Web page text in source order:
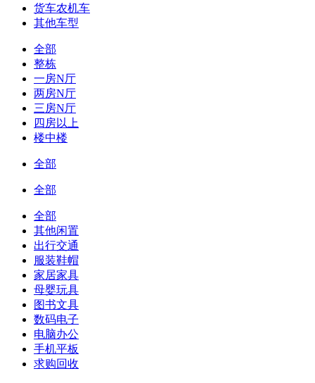
货车农机车
其他车型
全部
整栋
一房N厅
两房N厅
三房N厅
四房以上
楼中楼
全部
全部
全部
其他闲置
出行交通
服装鞋帽
家居家具
母婴玩具
图书文具
数码电子
电脑办公
手机平板
求购回收